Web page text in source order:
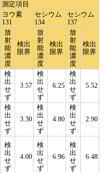
測定項目
ヨウ素
131
セシウム
134
セシウム
137
放
射
能
濃
度
検出
限界
放
射
能
濃
度
検出
限界
放
射
能
濃
度
検出
限界
検
出
せ
ず
3.57
検
出
せ
ず
6.25
検
出
せ
ず
5.52
検
出
せ
ず
3.30
検
出
せ
ず
4.80
検
出
せ
ず
2.90
検
出
せ
ず
4.00
検
出
せ
ず
6.96
検
出
せ
ず
6.48